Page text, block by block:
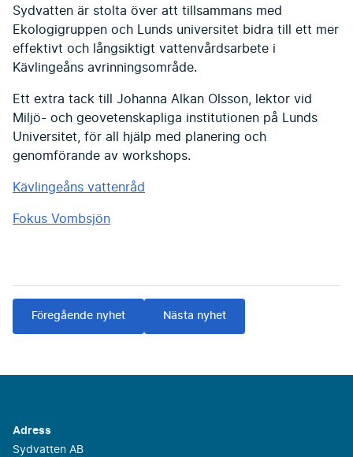
Sydvatten är stolta över att tillsammans med
Ekologigruppen och Lunds universitet bidra till ett mer
effektivt och långsiktigt vattenvårdsarbete i
Kävlingeåns avrinningsområde.
Ett extra tack till Johanna Alkan Olsson, lektor vid
Miljö- och geovetenskapliga institutionen på Lunds
Universitet, för all hjälp med planering och
genomförande av workshops.
Kävlingeåns vattenråd
Fokus Vombsjön
Föregående nyhet Nästa nyhet
Adress
Sydvatten AB